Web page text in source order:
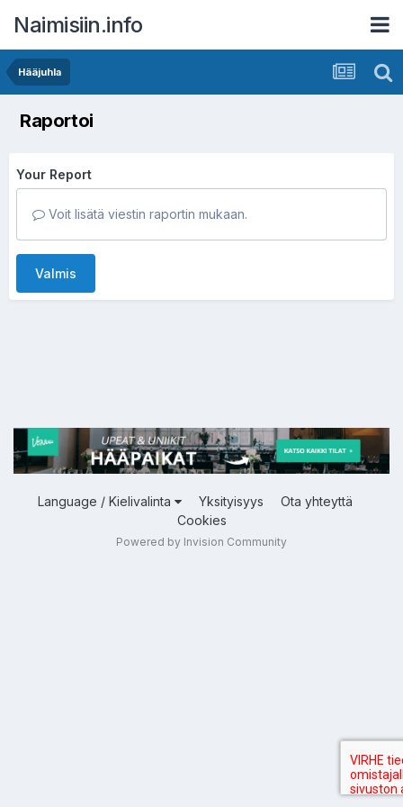
Naimisiin.info
Hääjuhla
Raportoi
Your Report
Voit lisätä viestin raportin mukaan.
Valmis
Language / Kielivalinta Yksityisyys
Ota yhteyttä
Cookies
Powered by Invision Community